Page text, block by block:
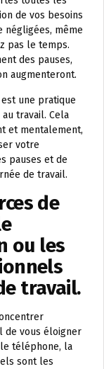
de vos besoins
négligées, même
pas le temps.
des pauses,
augmenteront.
une pratique
travail. Cela
et mentalement,
votre
pauses et de
de travail.
de
ou les
travail.
de vous éloigner
téléphone, la
sont les